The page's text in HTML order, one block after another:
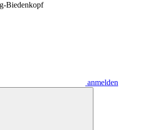
Biedenkopf
anmelden